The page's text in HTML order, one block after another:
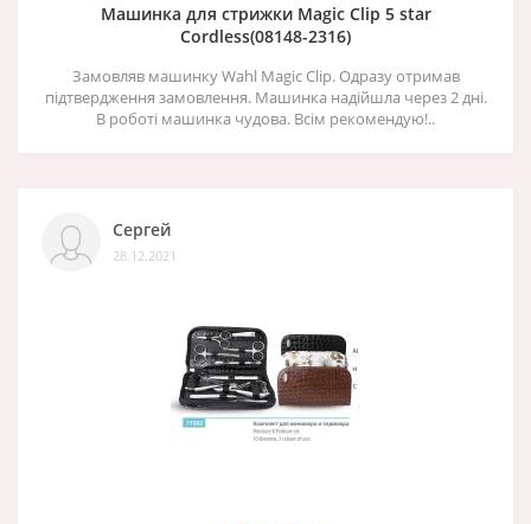
Машинка для стрижки Magic Clip 5 star
Cordless(08148-2316)
Замовляв машинку Wahl Magic Clip. Одразу отримав
підтвердження замовлення. Машинка надійшла через 2 дні.
В роботі машинка чудова. Всім рекомендую!..
Сергей
28.12.2021